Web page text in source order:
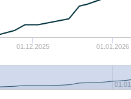
01.12.2025 01.01.2026